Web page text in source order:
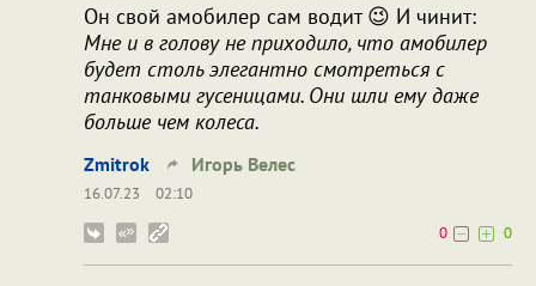
Он свой амобилер сам водит 😉 И чинит:
Мне и в голову не приходило, что амобилер
будет столь элегантно смотреться с
танковыми гусеницами. Они шли ему даже
больше чем колеса.
Zmitrok Игорь Велес
16.07.23
02:10
0
0